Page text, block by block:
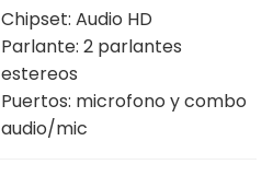
Chipset: Audio HD
Parlante: 2 parlantes
estereos
Puertos: microfono y combo
audio/mic